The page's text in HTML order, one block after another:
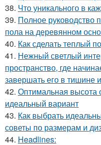
38. Что уникального в
39. Полное руководство
пола на деревянном
40. Как сделать теплый
41. Нежный светлый
пространство, где
завершать его в тишине
42. Оптимальная высота
идеальный вариант
43. Как выбрать
советы по размерам и
44. Headlines: